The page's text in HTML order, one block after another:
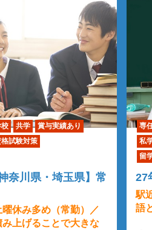
共学
賞与実績あり
試験対策
奈川県・埼玉県】常
休み多め（常勤）／
上げることで大きな
専
私
留
27
駅
語